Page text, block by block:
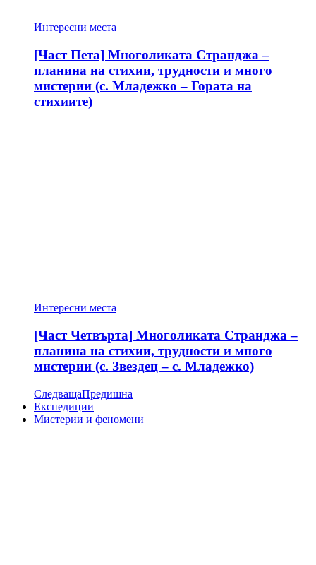
Интересни места
[Част Пета] Многоликата Странджа –
планина на стихии, трудности и много
мистерии (с. Младежко – Гората на
стихиите)
Интересни места
[Част Четвърта] Многоликата Странджа –
планина на стихии, трудности и много
мистерии (с. Звездец – с. Младежко)
СледващаПредишна
Експедиции
Мистерии и феномени